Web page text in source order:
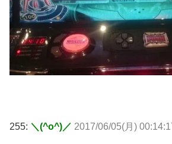
255: ＼(^o^)／ 2017/06/05(月)